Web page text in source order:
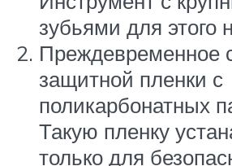
зубьями для этого
Преждевременное
защитной пленки с
поликарбонатных
Такую пленку
только для